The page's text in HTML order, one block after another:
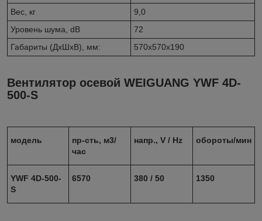
Вес, кг
9,0
Уровень шума, dB
72
Габариты (ДхШхВ), мм:
570х570х190
Вентилятор осевой WEIGUANG YWF 4D-
500-S
модель
пр-сть, м3/
час
напр., V / Hz обороты/мин
YWF 4D-500-
S
6570 380 / 50 1350